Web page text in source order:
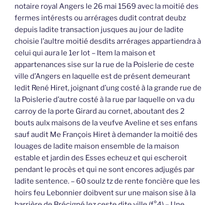
notaire royal Angers le 26 mai 1569 avec la moitié des
fermes intérests ou arrérages dudit contrat deubz
depuis ladite transaction jusques au jour de ladite
choisie l’aultre moitié desdits arrérages appartiendra à
celui qui aura le 1er lot – Item la maison et
appartenances sise sur la rue de la Poislerie de ceste
ville d’Angers en laquelle est de présent demeurant
ledit René Hiret, joignant d’ung costé à la grande rue de
la Poislerie d’autre costé à la rue par laquelle on va du
carroy de la porte Girard au cornet, aboutant des 2
bouts aulx maisons de la veufve Aveline et ses enfans
sauf audit Me François Hiret à demander la moitié des
louages de ladite maison ensemble de la maison
estable et jardin des Esses echeuz et qui escheroit
pendant le procès et qui ne sont encores adjugés par
ladite sentence. – 60 soulz tz de rente foncière que les
hoirs feu Lebonnier doibvent sur une maison sise à la